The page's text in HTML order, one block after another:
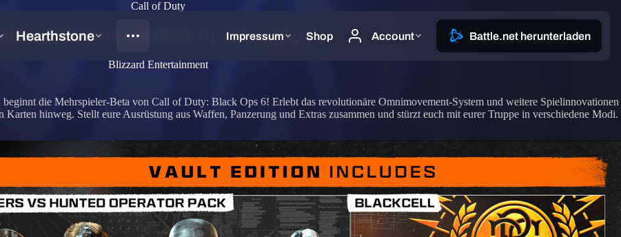
Call of Duty
Beta von Black Ops 6 bestätigt!
Blizzard Entertainment
die Mehrspieler-Beta von Call of Duty: Black Ops 6! Erlebt das revolutionäre Omnimovement-System und weitere Spielinnovationen
hinweg. Stellt eure Ausrüstung aus Waffen, Panzerung und Extras zusammen und stürzt euch mit eurer Truppe in verschiedene Modi.